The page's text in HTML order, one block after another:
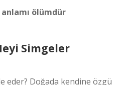
ölümdür
Simgeler
eder? Doğada kendine özgü